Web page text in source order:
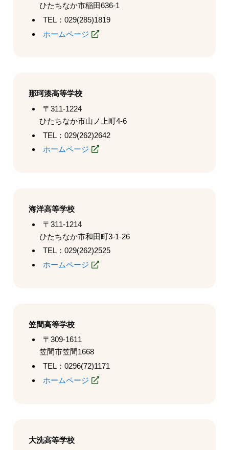
ひたちなか市稲田636-1
TEL：029(285)1819
ホームページ
那珂湊高等学校
〒311-1224
ひたちなか市山ノ上町4-6
TEL：029(262)2642
ホームページ
海洋高等学校
〒311-1214
ひたちなか市和田町3-1-26
TEL：029(262)2525
ホームページ
笠間高等学校
〒309-1611
笠間市笠間1668
TEL：0296(72)1171
ホームページ
大洗高等学校